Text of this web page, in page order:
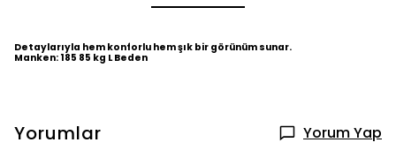
Detaylarıyla hem konforlu hem şık bir görünüm sunar.
Manken: 185 85 kg L Beden
Yorumlar Yorum Yap